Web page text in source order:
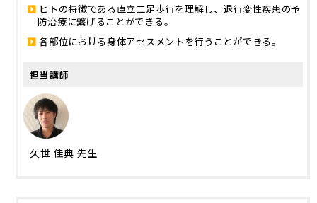
ヒトの特徴である直立二足歩行を理解し、退行変性疾患の予
防治療に繋げることができる。
各部位における身体アセスメントを行うことができる。
担当講師
久世 佳典 先生